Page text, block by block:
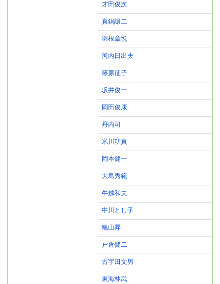
才田俊次
真鍋譲二
羽根章悦
河内日出夫
篠原征子
坂井俊一
岡田俊康
丹内司
米川功真
岡本健一
大島秀範
牛越和夫
中川とし子
穐山昇
戸倉健二
古宇田文男
東海林武